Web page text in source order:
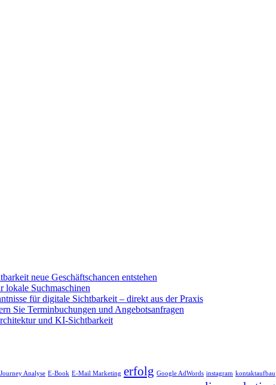
neue Geschäftschancen entstehen
Suchmaschinen
für digitale Sichtbarkeit – direkt aus der Praxis
Sie Terminbuchungen und Angebotsanfragen
und KI-Sichtbarkeit
Analyse E-Book E-Mail Marketing erfolg Google AdWords instagram kontaktaufbau